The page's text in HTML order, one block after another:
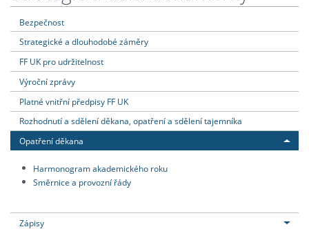
Bezpečnost
Strategické a dlouhodobé záměry
FF UK pro udržitelnost
Výroční zprávy
Platné vnitřní předpisy FF UK
Rozhodnutí a sdělení děkana, opatření a sdělení tajemníka
Opatření děkana
Harmonogram akademického roku
Směrnice a provozní řády
Zápisy